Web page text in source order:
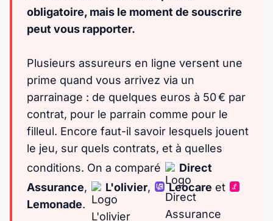
obligatoire, mais le moment de souscrire
peut vous rapporter.
Plusieurs assureurs en ligne versent une
prime quand vous arrivez via un
parrainage : de quelques euros à 50 € par
contrat, pour le parrain comme pour le
filleul. Encore faut-il savoir lesquels jouent
le jeu, sur quels contrats, et à quelles
conditions. On a comparé
Direct
Assurance, L'olivier, Leocare et
Lemonade.